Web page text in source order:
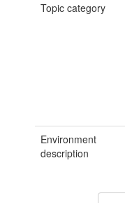
Topic category
Environment
description